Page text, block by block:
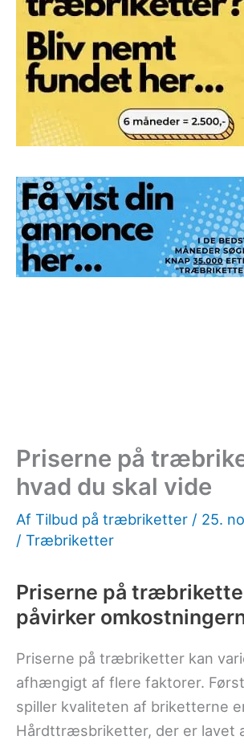
Priserne på
hvad du skal vide
Af Tilbud på træbriketter / 25.
/ Træbriketter
Priserne på
påvirker
Priserne på træbriketter kan
afhængigt af flere faktorer.
spiller kvaliteten af briketterne
Hårdttræsbriketter, der er lavet